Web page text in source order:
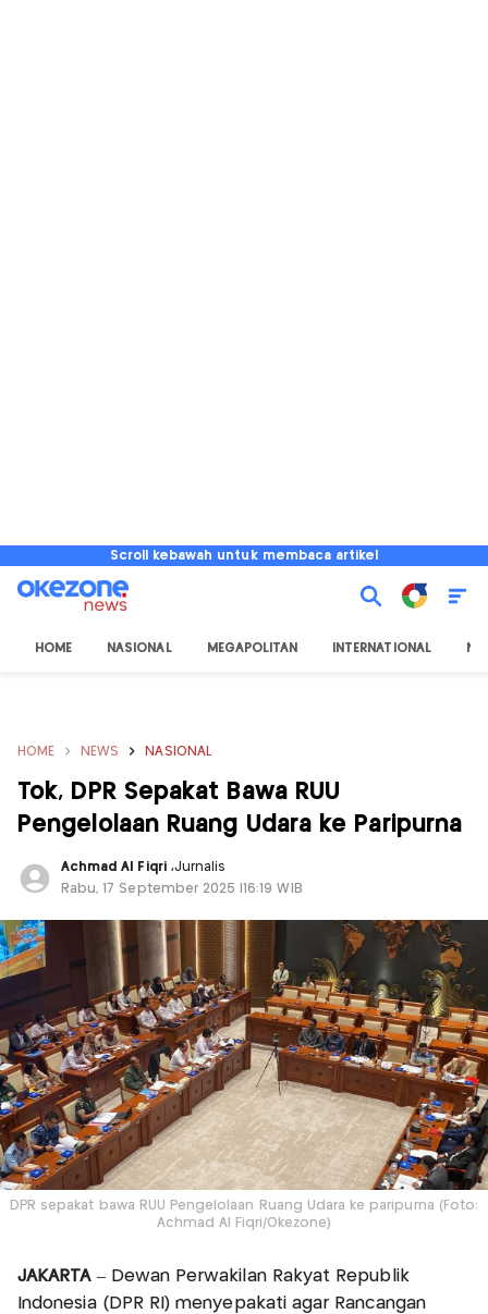
Scroll kebawah untuk membaca artikel
HOME NASIONAL MEGAPOLITAN INTERNATIONAL
HOME NEWS NASIONAL
Tok, DPR Sepakat Bawa RUU
Pengelolaan Ruang Udara ke Paripurna
Achmad Al Fiqri ,Jurnalis
Rabu, 17 September 2025 |16:19 WIB
DPR sepakat bawa RUU Pengelolaan Ruang Udara ke paripurna (Foto:
Achmad Al Fiqri/Okezone)
JAKARTA– Dewan Perwakilan Rakyat Republik
Indonesia (DPR RI) menyepakati agar Rancangan